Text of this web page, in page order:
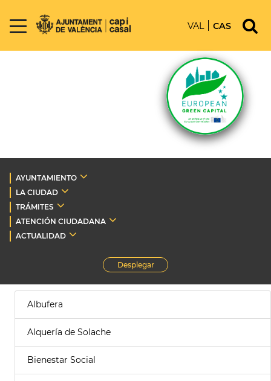
VAL CAS
AYUNTAMIENTO
LA CIUDAD
TRÁMITES
ATENCIÓN CIUDADANA
ACTUALIDAD
Desplegar
Albufera
Alquería de Solache
Bienestar Social